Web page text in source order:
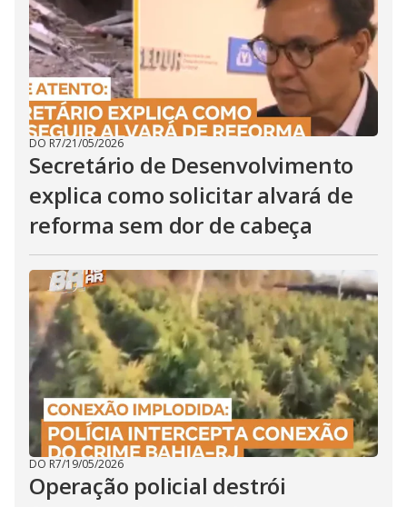
DO R7/21/05/2026
Secretário de Desenvolvimento
explica como solicitar alvará de
reforma sem dor de cabeça
DO R7/19/05/2026
Operação policial destrói